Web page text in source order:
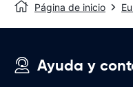
Página de inicio
Ayuda y